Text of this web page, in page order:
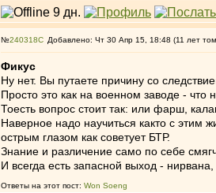
№240318 Добавлено: Чт 30 Апр 15, 18:48 (11 лет
Фикус
Ну нет. Вы путаете причину со
Просто это как на военном заводе -
Тоесть вопрос стоит так: или фарш,
Наверное надо научиться както с этим
острым глазом как советует БТР.
Знание и различение само по себе
И всегда есть запасной выход -
Ответы на этот пост: Won Soeng